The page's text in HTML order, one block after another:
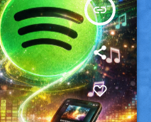
insert_link